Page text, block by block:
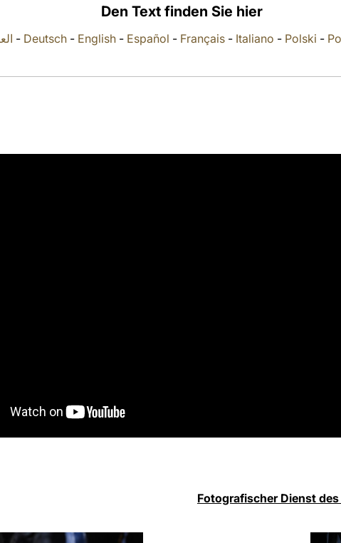
Den Text finden Sie hier
- Deutsch - English - Español - Français - Italiano - Polski -
Fotografischer Dienst